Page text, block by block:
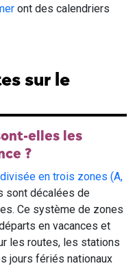
ont des calendriers
sur le
elles les
?
en trois zones (A,
sont décalées de
Ce système de zones
en vacances et
les routes, les stations
jours fériés nationaux